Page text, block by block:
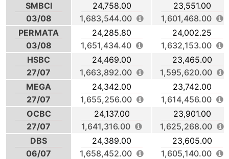
SMBCI
03/08
24,758.00
1,683,544.00
23,551.00
1,601,468.00
PERMATA
03/08
24,285.80
1,651,434.40
24,002.25
1,632,153.00
HSBC
27/07
24,469.00
1,663,892.00
23,465.00
1,595,620.00
MEGA
27/07
24,342.00
1,655,256.00
23,742.00
1,614,456.00
OCBC
27/07
24,137.00
1,641,316.00
23,901.00
1,625,268.00
DBS
06/07
24,389.00
1,658,452.00
23,605.00
1,605,140.00